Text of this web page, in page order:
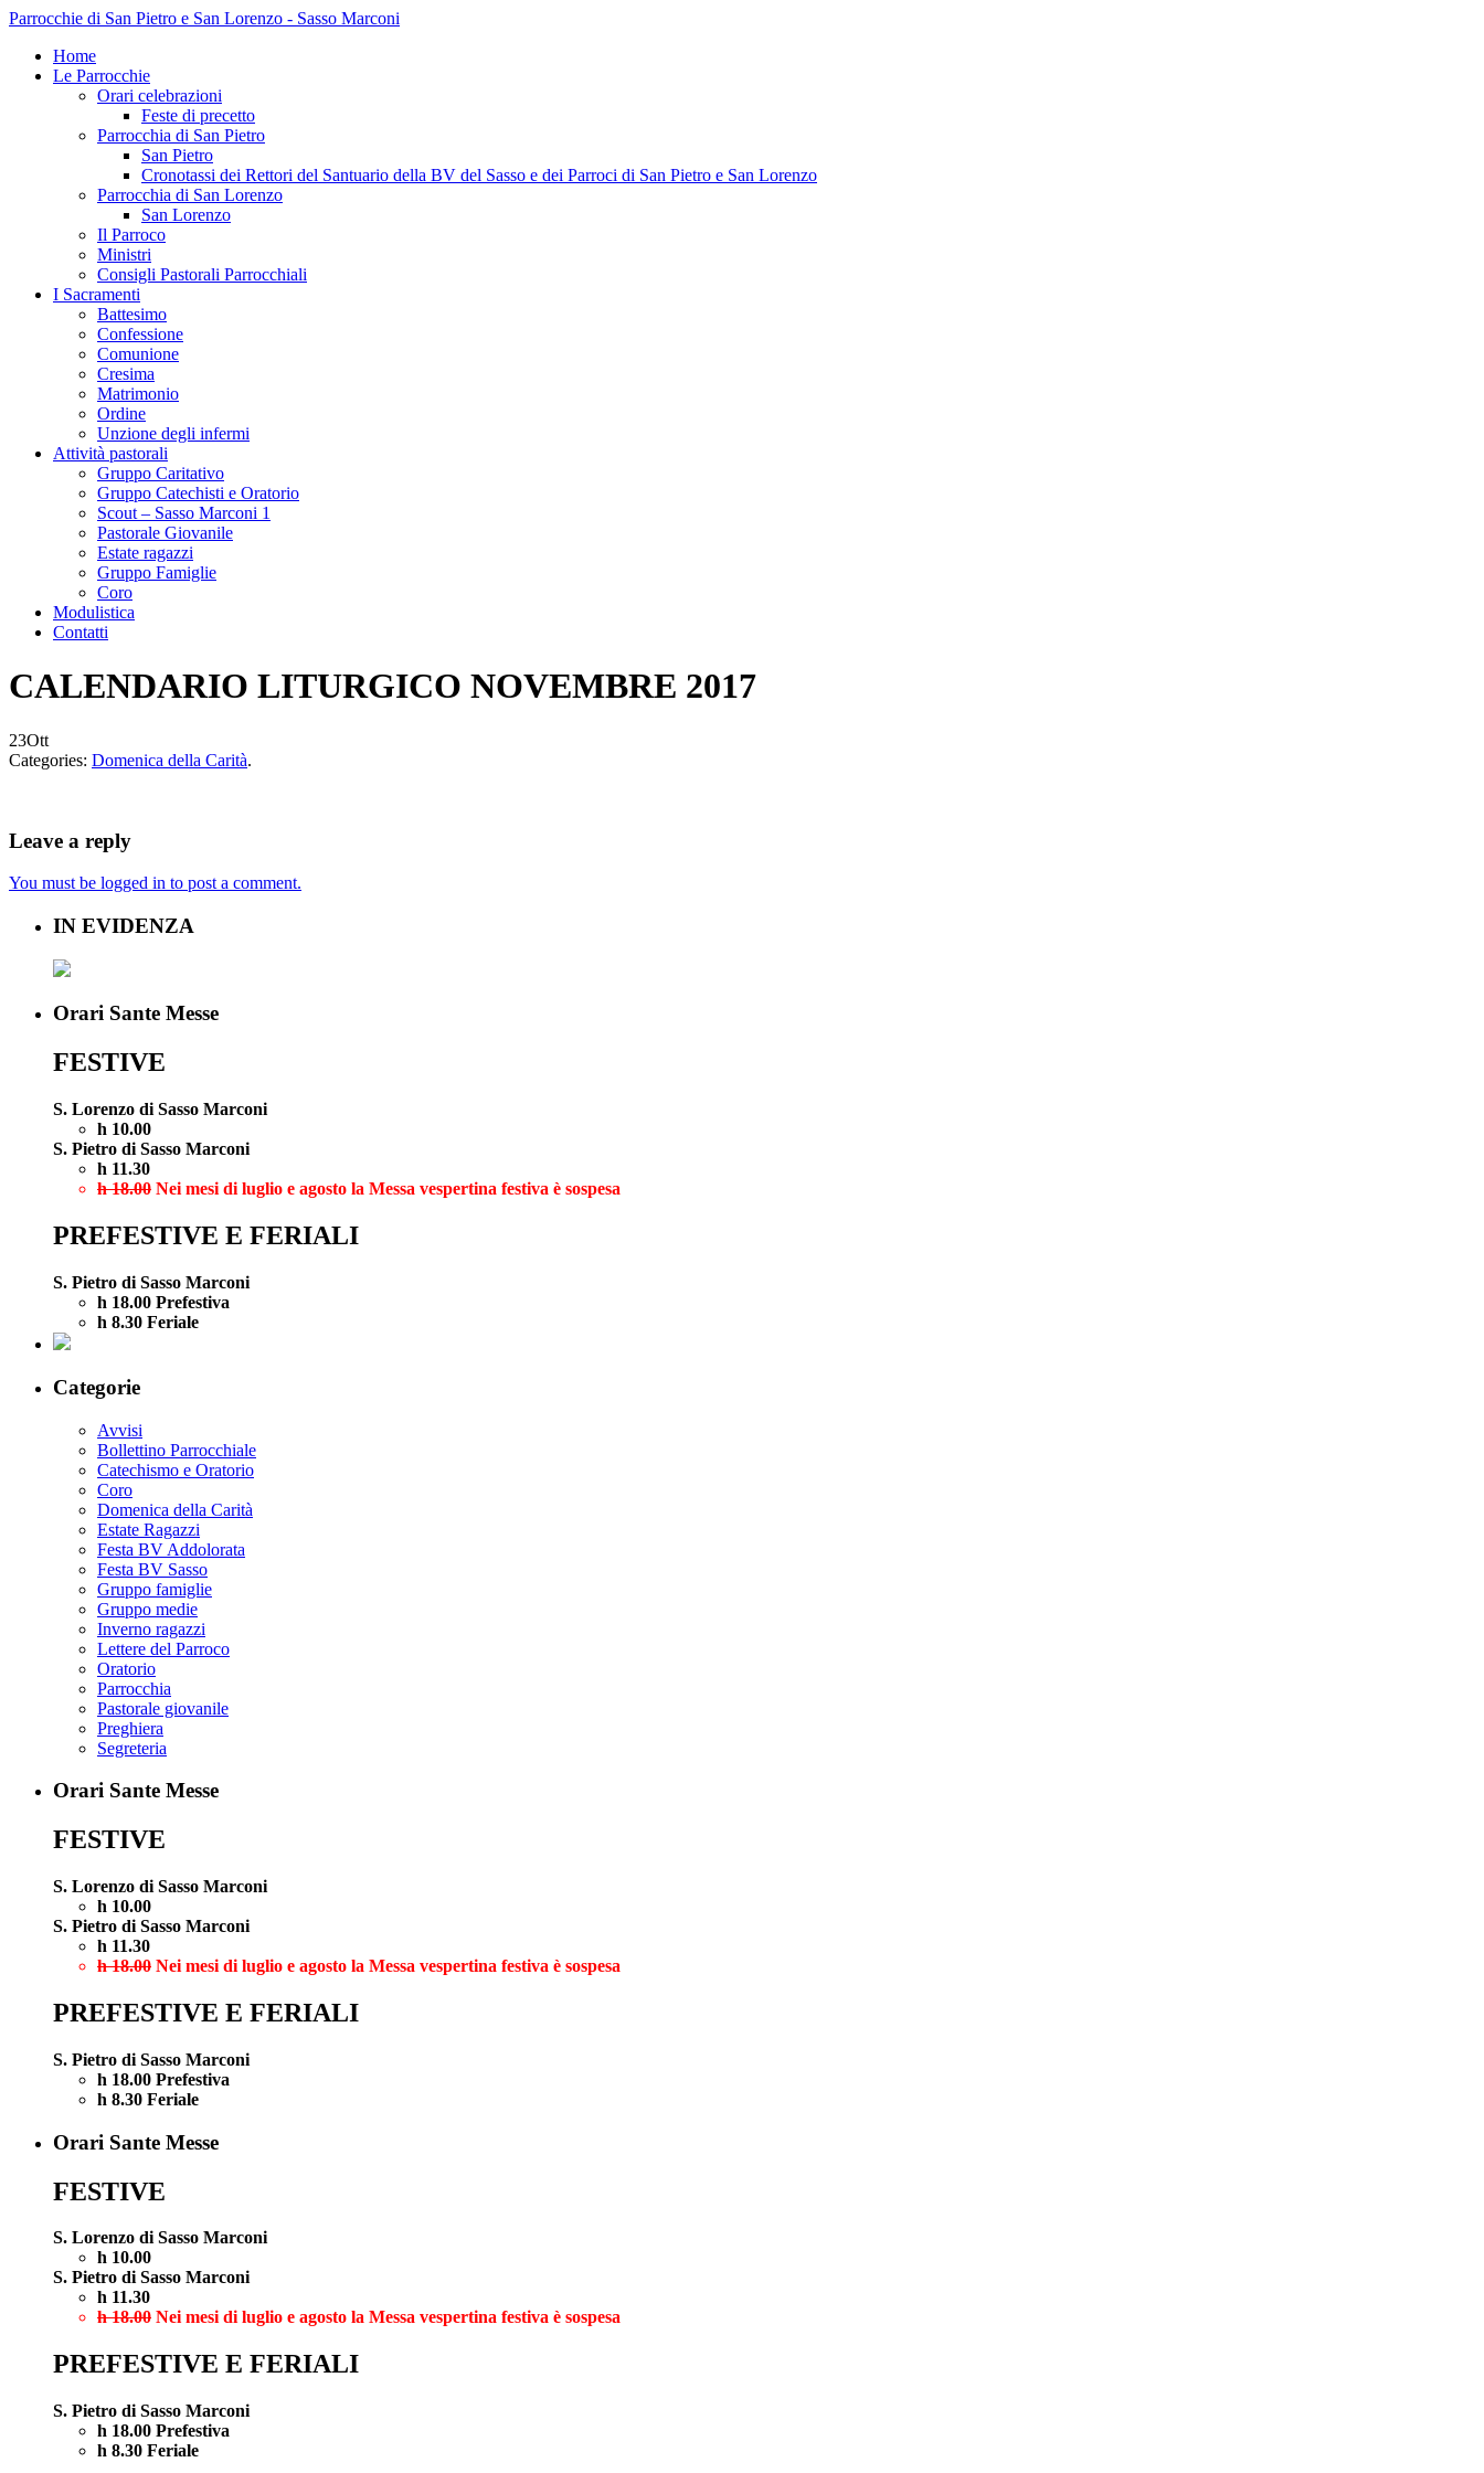
Parrocchie di San Pietro e San Lorenzo - Sasso Marconi
Home
Le Parrocchie
Orari celebrazioni
Feste di precetto
Parrocchia di San Pietro
San Pietro
Cronotassi dei Rettori del Santuario della BV del Sasso e dei Parroci di San Pietro e San Lorenzo
Parrocchia di San Lorenzo
San Lorenzo
Il Parroco
Ministri
Consigli Pastorali Parrocchiali
I Sacramenti
Battesimo
Confessione
Comunione
Cresima
Matrimonio
Ordine
Unzione degli infermi
Attività pastorali
Gruppo Caritativo
Gruppo Catechisti e Oratorio
Scout – Sasso Marconi 1
Pastorale Giovanile
Estate ragazzi
Gruppo Famiglie
Coro
Modulistica
Contatti
CALENDARIO LITURGICO NOVEMBRE 2017
23Ott
Categories: Domenica della Carità.
Leave a reply
You must be logged in to post a comment.
IN EVIDENZA
Orari Sante Messe
FESTIVE
S. Lorenzo di Sasso Marconi
h 10.00
S. Pietro di Sasso Marconi
h 11.30
h 18.00 Nei mesi di luglio e agosto la Messa vespertina festiva è sospesa
PREFESTIVE E FERIALI
S. Pietro di Sasso Marconi
h 18.00 Prefestiva
h 8.30 Feriale
Categorie
Avvisi
Bollettino Parrocchiale
Catechismo e Oratorio
Coro
Domenica della Carità
Estate Ragazzi
Festa BV Addolorata
Festa BV Sasso
Gruppo famiglie
Gruppo medie
Inverno ragazzi
Lettere del Parroco
Oratorio
Parrocchia
Pastorale giovanile
Preghiera
Segreteria
Orari Sante Messe
FESTIVE
S. Lorenzo di Sasso Marconi
h 10.00
S. Pietro di Sasso Marconi
h 11.30
h 18.00 Nei mesi di luglio e agosto la Messa vespertina festiva è sospesa
PREFESTIVE E FERIALI
S. Pietro di Sasso Marconi
h 18.00 Prefestiva
h 8.30 Feriale
Orari Sante Messe
FESTIVE
S. Lorenzo di Sasso Marconi
h 10.00
S. Pietro di Sasso Marconi
h 11.30
h 18.00 Nei mesi di luglio e agosto la Messa vespertina festiva è sospesa
PREFESTIVE E FERIALI
S. Pietro di Sasso Marconi
h 18.00 Prefestiva
h 8.30 Feriale